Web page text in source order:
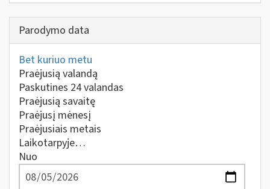
Parodymo data
Bet kuriuo metu
Praėjusią valandą
Paskutines 24 valandas
Praėjusią savaitę
Praėjusį mėnesį
Praėjusiais metais
Laikotarpyje…
Nuo